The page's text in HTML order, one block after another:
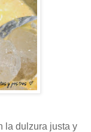
la dulzura justa y